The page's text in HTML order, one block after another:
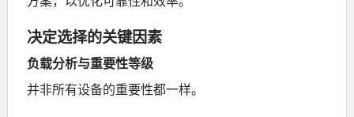
决定选择的关键因素
负载分析与重要性等级
并非所有设备的重要性都一样。